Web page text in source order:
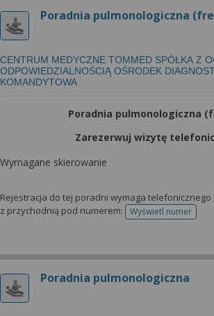
Poradnia pulmonologiczna
CENTRUM MEDYCZNE TOMMED SPÓŁKA Z
ODPOWIEDZIALNOŚCIĄ OŚRODEK
KOMANDYTOWA
Poradnia pulmonologiczna
Zarezerwuj wizytę
Wymagane skierowanie
Rejestracja do tej poradni wymaga
z przychodnią pod numerem:
Wyświetl numer
telefonu do
Poradnia pulmonologiczna